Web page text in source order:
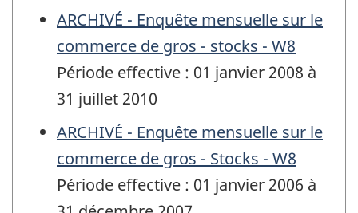
ARCHIVÉ - Enquête mensuelle sur le
commerce de gros - stocks - W8
Période effective : 01 janvier 2008 à
31 juillet 2010
ARCHIVÉ - Enquête mensuelle sur le
commerce de gros - Stocks - W8
Période effective : 01 janvier 2006 à